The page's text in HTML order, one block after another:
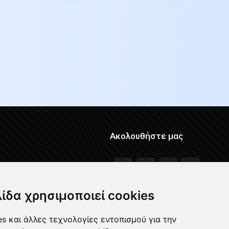
χρησιμοποιεί cookies
και άλλες τεχνολογίες εντοπισμού για την
Ακολουθήστε μας